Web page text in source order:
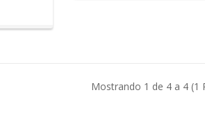
Mostrando 1 de 4 a 4 (1